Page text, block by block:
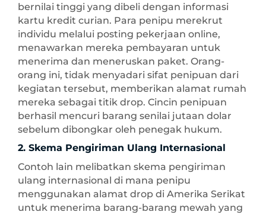
bernilai tinggi yang dibeli dengan informasi
kartu kredit curian. Para penipu merekrut
individu melalui posting pekerjaan online,
menawarkan mereka pembayaran untuk
menerima dan meneruskan paket. Orang-
orang ini, tidak menyadari sifat penipuan dari
kegiatan tersebut, memberikan alamat rumah
mereka sebagai titik drop. Cincin penipuan
berhasil mencuri barang senilai jutaan dolar
sebelum dibongkar oleh penegak hukum.
2. Skema Pengiriman Ulang Internasional
Contoh lain melibatkan skema pengiriman
ulang internasional di mana penipu
menggunakan alamat drop di Amerika Serikat
untuk menerima barang-barang mewah yang